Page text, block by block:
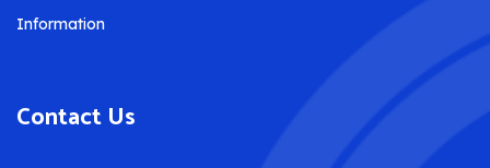
Information
Contact Us